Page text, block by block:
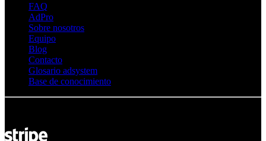
FAQ
AdPro
Sobre nosotros
Equipo
Blog
Contacto
Glosario adsystem
Base de conocimiento